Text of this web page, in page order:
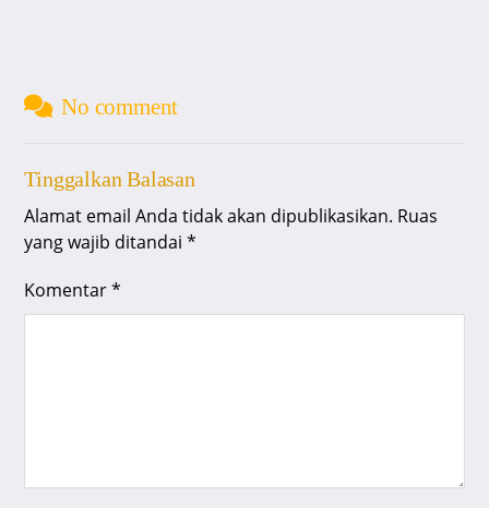
No comment
Tinggalkan Balasan
Alamat email Anda tidak akan dipublikasikan. Ruas
yang wajib ditandai*
Komentar*